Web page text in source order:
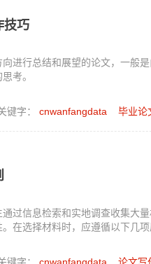
技巧
进行总结和展望的论文，一般
考。
键字： cnwanfangdata 毕业论
过信息检索和实地调查收集大
在选择材料时，应遵循以下几